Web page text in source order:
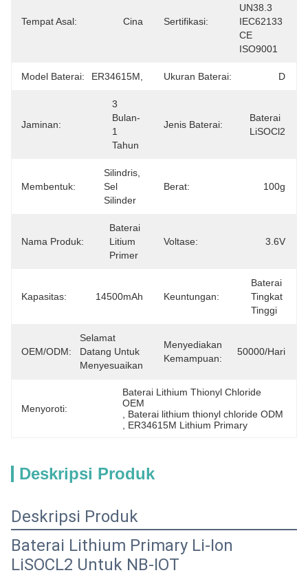
Tempat Asal: Cina Sertifikasi:
UN38.3
IEC62133
CE
ISO9001
Model Baterai: ER34615M, Ukuran Baterai: D
Jaminan:
3
Bulan-
1
Tahun
Jenis Baterai:
Baterai
LiSOCl2
Membentuk:
Silindris,
Sel
Silinder
Berat: 100g
Nama Produk:
Baterai
Litium
Primer
Voltase: 3.6V
Kapasitas: 14500mAh Keuntungan:
Baterai
Tingkat
Tinggi
OEM/ODM:
Selamat
Datang Untuk
Menyesuaikan
Menyediakan
Kemampuan:
50000/hari
Menyoroti:
Baterai Lithium Thionyl Chloride
OEM
Baterai lithium thionyl chloride ODM
ER34615M Lithium Primary
Deskripsi Produk
Deskripsi Produk
Baterai Lithium Primary Li-Ion
LiSOCL2 Untuk NB-IOT